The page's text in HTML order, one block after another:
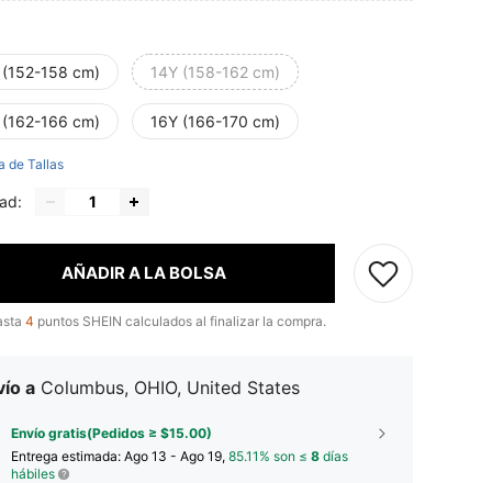
158 cm) 14Y (158-162 cm)
166 cm) 16Y (166-170 cm)
de Tallas
AÑADIR A LA BOLSA
4 puntos SHEIN calculados al finalizar la compra.
a Columbus, OHIO, United States
Envío gratis(Pedidos ≥ $15.00)
Entrega estimada: Ago 13 - Ago 19, 85.11% son ≤ 8 días
hábiles